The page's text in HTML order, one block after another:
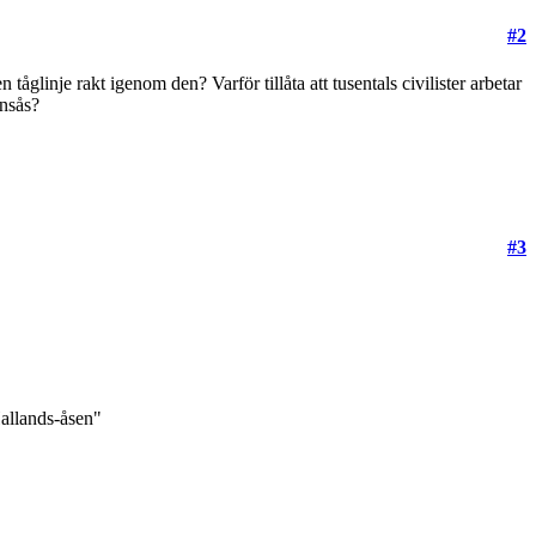
#2
tåglinje rakt igenom den? Varför tillåta att tusentals civilister arbetar
#3
åsen"